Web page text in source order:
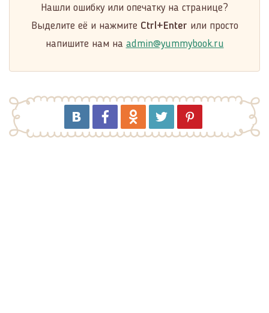
Нашли ошибку или опечатку на странице?
Выделите её и нажмите Ctrl+Enter или просто
напишите нам на admin@yummybook.ru